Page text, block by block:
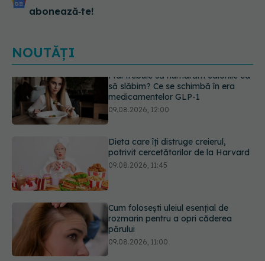
abonează‑te!
NOUTĂȚI
Dieta care îți distruge creierul,
potrivit cercetătorilor de la Harvard
Cum folosești uleiul esențial de
rozmarin pentru a opri căderea
Secretul ciocolatei perfecte a fost
descoperit. Nu se află în rețetă